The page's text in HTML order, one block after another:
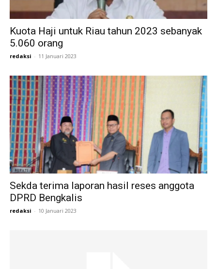
Kuota Haji untuk Riau tahun 2023 sebanyak
5.060 orang
redaksi - 11 Januari 2023
Sekda terima laporan hasil reses anggota
DPRD Bengkalis
redaksi - 10 Januari 2023